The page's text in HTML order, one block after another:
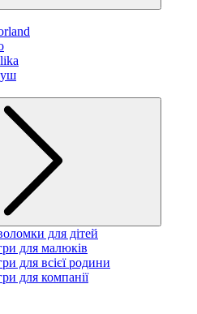
для дітей
для малюків
для всієї родини
для компанії